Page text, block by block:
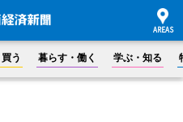
買う 暮らす・働く 学ぶ・知る